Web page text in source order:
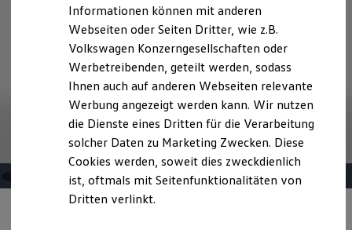
Lifestyle Shop
T-Roc Kollektion
Golf Kollektion
ID. Kollektion
Volkswagen Kollektion
R-Kollektion
GTI Kollektion
Fußball Drop
we drive football
#wedriveproud
Besitzer und Service
Software Updates
Service und Ersatzteile
Informationen können mit anderen
Webseiten oder Seiten Dritter, wie z.B.
Volkswagen Konzerngesellschaften oder
Werbetreibenden, geteilt werden, sodass
Ihnen auch auf anderen Webseiten relevante
Werbung angezeigt werden kann. Wir nutzen
die Dienste eines Dritten für die Verarbeitung
solcher Daten zu Marketing Zwecken. Diese
Cookies werden, soweit dies zweckdienlich
ist, oftmals mit Seitenfunktionalitäten von
Dritten verlinkt.